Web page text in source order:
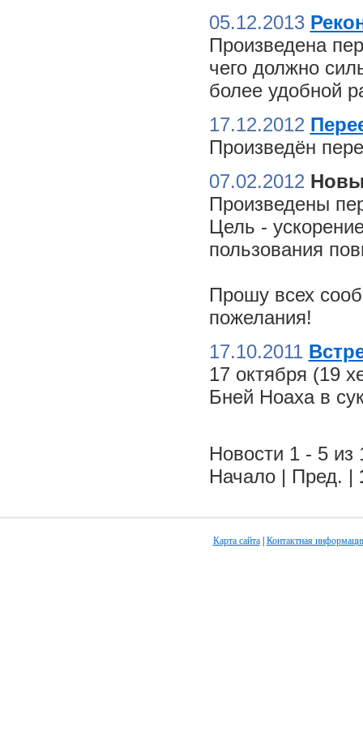
05.12.2013
Произведена
чего должно
более удобной
17.12.2012
Произведён
07.02.2012
Произведены
Цель -
пользования
Прошу всех
пожелания!
17.10.2011
17 октября (19
Бней Ноаха в
Новости 1 - 5 из
Начало | Пред. |
Карта сайта| Контактная